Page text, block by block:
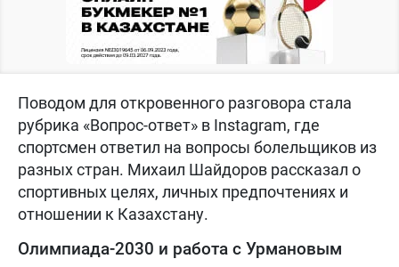
Поводом для откровенного разговора стала
рубрика «Вопрос-ответ» в Instagram, где
спортсмен ответил на вопросы болельщиков из
разных стран. Михаил Шайдоров рассказал о
спортивных целях, личных предпочтениях и
отношении к Казахстану.
Олимпиада-2030 и работа с Урмановым